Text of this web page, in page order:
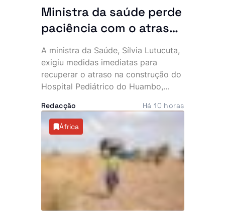
Ministra da saúde perde
paciência com o atraso
do hospital de 140
milhões de dólares no
Huambo
A ministra da Saúde, Sílvia Lutucuta,
exigiu medidas imediatas para
recuperar o atraso na construção do
Hospital Pediátrico do Huambo,
empreitada, iniciada em 2023,
apresenta uma execução física
inferior a 50%, quando já deveria
rondar os 80%. Apesar do cenário, a
governante acredita que a unidade
poderá ser concluída e inaugurada
ainda este ano.
Redacção Há 10 horas
África